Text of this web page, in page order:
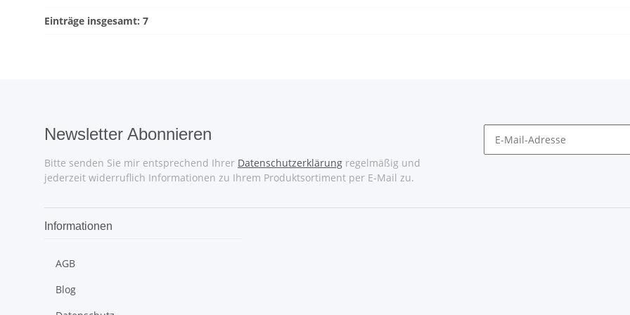
Einträge insgesamt: 7
Newsletter Abonnieren
Bitte senden Sie mir entsprechend Ihrer Datenschutzerklärung regelmäßig und
jederzeit widerruflich Informationen zu Ihrem Produktsortiment per E-Mail zu.
Informationen
AGB
Blog